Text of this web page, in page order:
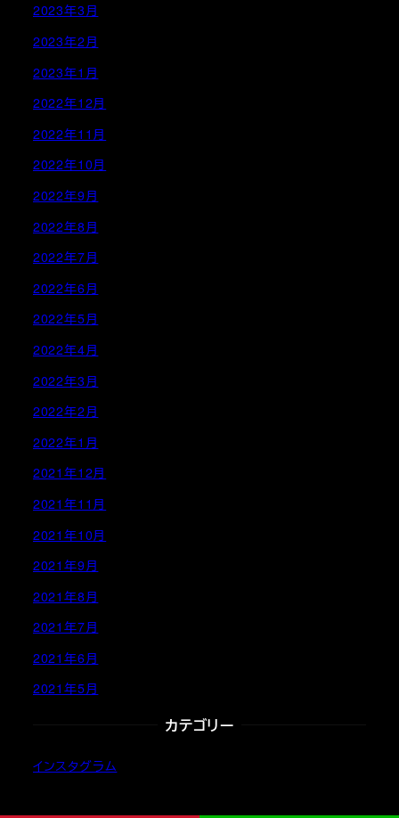
2023年3月
2023年2月
2023年1月
2022年12月
2022年11月
2022年10月
2022年9月
2022年8月
2022年7月
2022年6月
2022年5月
2022年4月
2022年3月
2022年2月
2022年1月
2021年12月
2021年11月
2021年10月
2021年9月
2021年8月
2021年7月
2021年6月
2021年5月
カテゴリー
インスタグラム